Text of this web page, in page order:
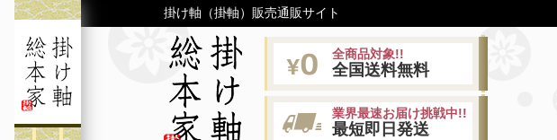
掛け軸（掛軸）販売通販サイト
全商品対象!!
全国送料無料
業界最速お届け挑戦中!!
最短即日発送